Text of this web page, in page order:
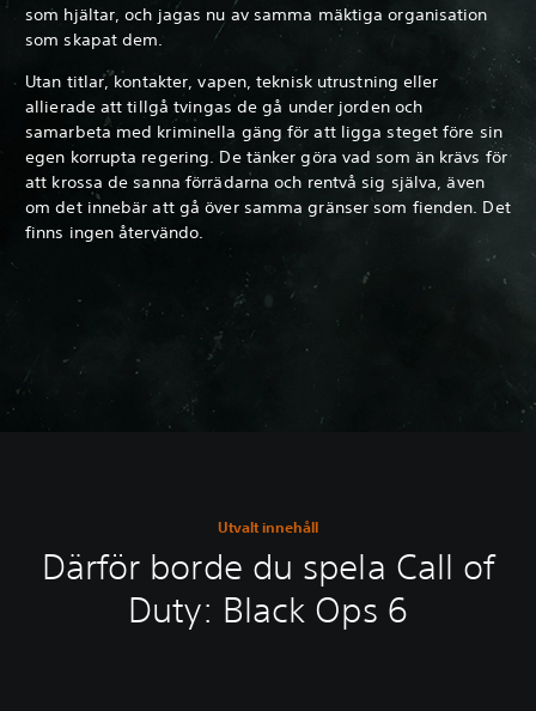
som hjältar, och jagas nu av samma mäktiga organisation
som skapat dem.
Utan titlar, kontakter, vapen, teknisk utrustning eller
allierade att tillgå tvingas de gå under jorden och
samarbeta med kriminella gäng för att ligga steget före sin
egen korrupta regering. De tänker göra vad som än krävs för
att krossa de sanna förrädarna och rentvå sig själva, även
om det innebär att gå över samma gränser som fienden. Det
finns ingen återvändo.
Utvalt innehåll
Därför borde du spela Call of
Duty: Black Ops 6